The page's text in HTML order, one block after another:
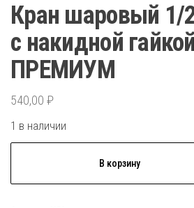
Кран шаровый 1/
с накидной гайкой
ПРЕМИУМ
540,00 ₽
1 в наличии
В корзину